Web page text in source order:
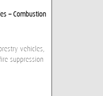
– Combustion
vehicles,
suppression